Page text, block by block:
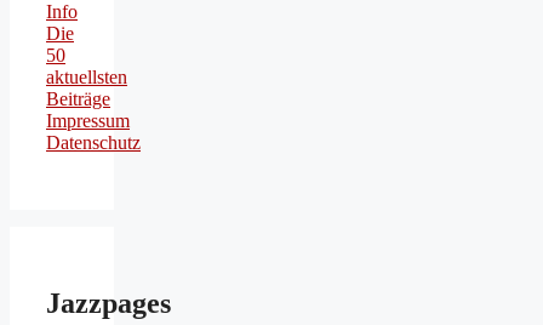
Info
Die
50
aktuellsten
Beiträge
Impressum
Datenschutz
Jazzpages